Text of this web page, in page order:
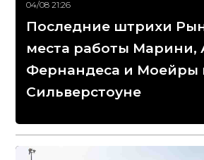
04/08 21:26
Последние штрихи
места работы Марини,
Фернандеса и Моейры
Сильверстоуне